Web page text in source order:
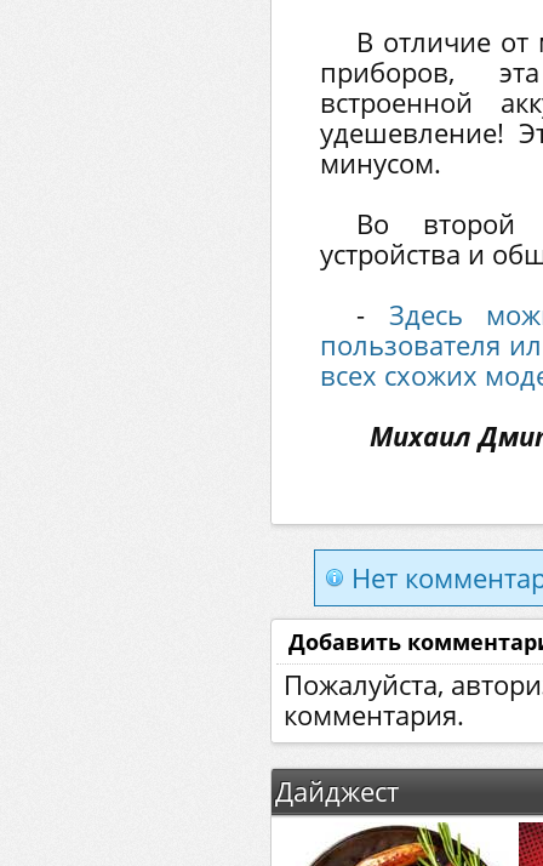
В отличие
приборов,
встроенной
удешевление!
минусом.
Во второй
устройства и
- Здесь
пользователя
всех схожих
Михаил
Нет
Добавить
Пожалуйста,
комментария.
Дайджест